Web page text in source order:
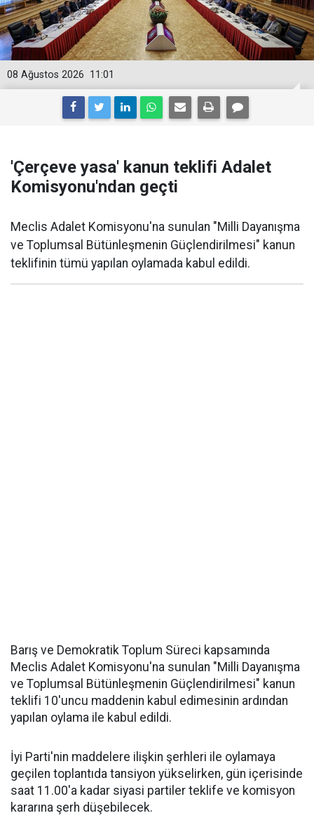
11:01
08 Ağustos 2026
'Çerçeve yasa' kanun teklifi Adalet
Komisyonu'ndan geçti
Meclis Adalet Komisyonu'na sunulan "Milli Dayanışma
ve Toplumsal Bütünleşmenin Güçlendirilmesi" kanun
teklifinin tümü yapılan oylamada kabul edildi.
Barış ve Demokratik Toplum Süreci kapsamında
Meclis Adalet Komisyonu'na sunulan "Milli Dayanışma
ve Toplumsal Bütünleşmenin Güçlendirilmesi" kanun
teklifi 10'uncu maddenin kabul edimesinin ardından
yapılan oylama ile kabul edildi.
İyi Parti'nin maddelere ilişkin şerhleri ile oylamaya
geçilen toplantıda tansiyon yükselirken, gün içerisinde
saat 11.00'a kadar siyasi partiler teklife ve komisyon
kararına şerh düşebilecek.